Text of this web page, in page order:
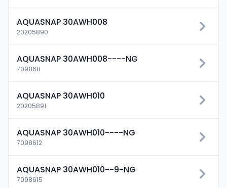
AQUASNAP 30AWH008
20205890
AQUASNAP 30AWH008----NG
7098611
AQUASNAP 30AWH010
20205891
AQUASNAP 30AWH010----NG
7098612
AQUASNAP 30AWH010--9-NG
7098615